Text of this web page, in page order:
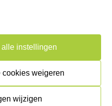
disclaimer
instellingen
cookies weigeren
wijzigen